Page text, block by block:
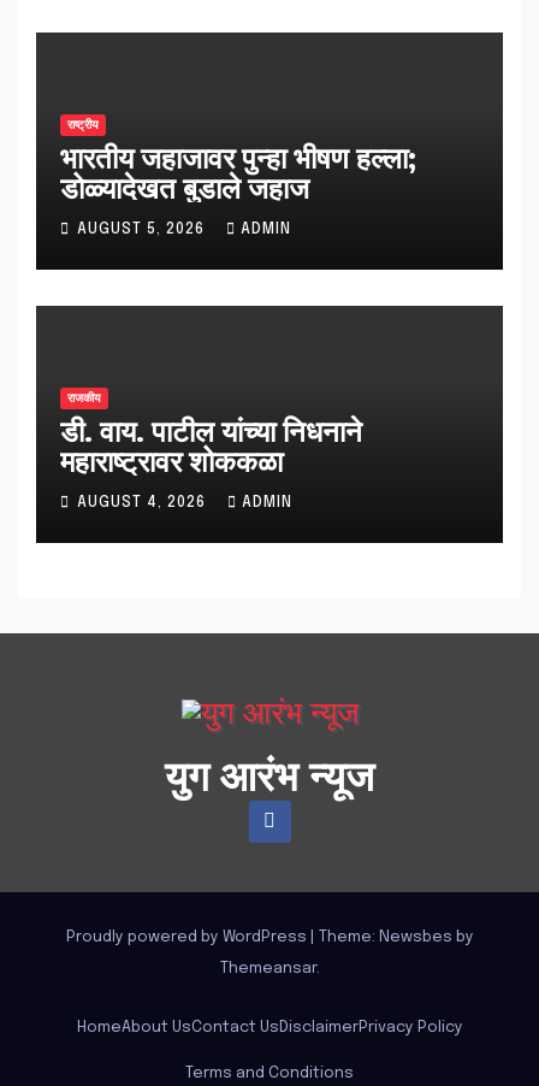
राष्ट्रीय
भारतीय जहाजावर पुन्हा भीषण हल्ला;
डोळ्यादेखत बुडाले जहाज
AUGUST 5, 2026 ADMIN
राजकीय
डी. वाय. पाटील यांच्या निधनाने
महाराष्ट्रावर शोककळा
AUGUST 4, 2026 ADMIN
युग आरंभ न्यूज
Proudly powered by WordPress Theme: Newsbes by
Themeansar.
HomeAbout UsContact Us DisclaimerPrivacy Policy
Terms and Conditions